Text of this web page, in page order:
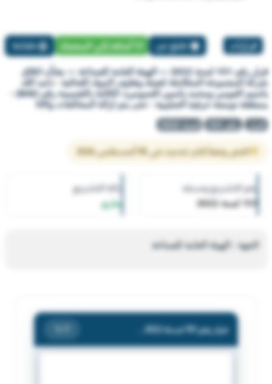
قرارات تبليغ عن أضافة إلي المفضلة طباعة
قرار رقم 151 لسنة 2022 — الهيئة العامة للصناعة — بشأن اغلاق
شركة المجموعة المتكاملة لتعبئة وتغليف المواد الغذائية - (عبد الله
ياسيم العومي ومحمد ياسين العمومي). الكائنة بالقسيمة رقم (B46) -
بمنطقة توسعة حرفية الصليبية - حتى يتم ازالة المخالفات والاثا
قرار رقم 151 لسنة 2022
النص وفقاً لآخر تحديث في 05 أغسطس 2026
رقم التشريع وسنته
151 لسنة 2022
حالة التشريع
ساري
الجهة : الهيئة العامة للصناعة